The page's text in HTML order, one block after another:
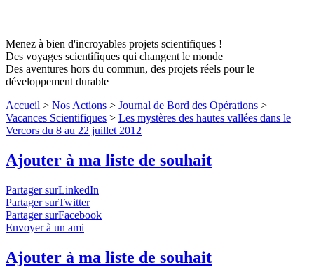
Menez à bien d'incroyables projets scientifiques !
Des voyages scientifiques qui changent le monde
Des aventures hors du commun, des projets réels pour le
développement durable
Accueil > Nos Actions > Journal de Bord des Opérations >
Vacances Scientifiques > Les mystères des hautes vallées dans le
Vercors du 8 au 22 juillet 2012
Ajouter à ma liste de souhait
Partager surLinkedIn
Partager surTwitter
Partager surFacebook
Envoyer à un ami
Ajouter à ma liste de souhait